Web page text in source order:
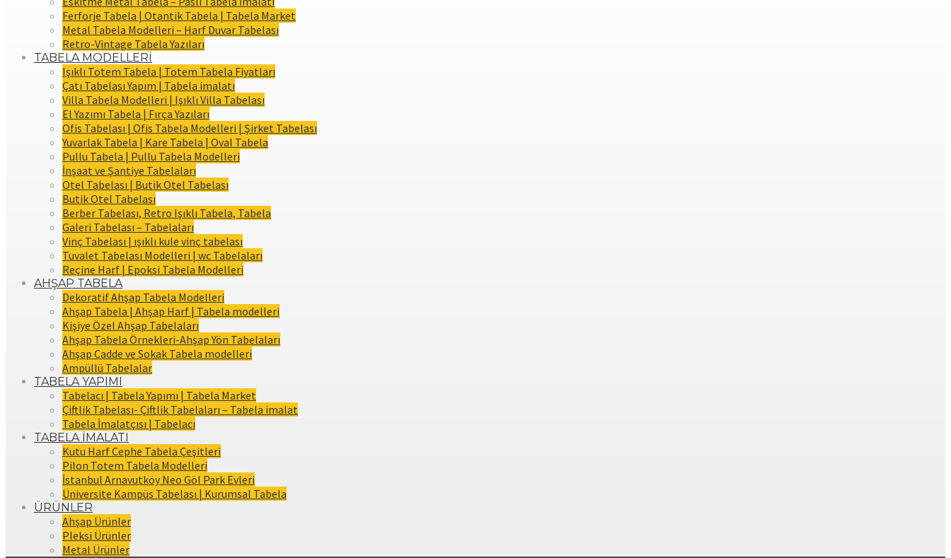
Ferforje Tabela | Otantik Tabela | Tabela Market
Metal Tabela Modelleri – Harf Duvar Tabelası
Retro-Vintage Tabela Yazıları
TABELA MODELLERİ
Işıklı Totem Tabela | Totem Tabela Fiyatları
Çatı Tabelası Yapım | Tabela imalatı
Villa Tabela Modelleri | Işıklı Villa Tabelası
El Yazımı Tabela | Fırça Yazıları
Ofis Tabelası | Ofis Tabela Modelleri | Şirket Tabelası
Yuvarlak Tabela | Kare Tabela | Oval Tabela
Pullu Tabela | Pullu Tabela Modelleri
İnşaat ve Şantiye Tabelaları
Otel Tabelası | Butik Otel Tabelası
Butik Otel Tabelası
Berber Tabelası, Retro Işıklı Tabela, Tabela
Galeri Tabelası – Tabelaları
Vinç Tabelası | ışıklı kule vinç tabelası
Tuvalet Tabelası Modelleri | wc Tabelaları
Reçine Harf | Epoksi Tabela Modelleri
AHŞAP TABELA
Dekoratif Ahşap Tabela Modelleri
Ahşap Tabela | Ahşap Harf | Tabela modelleri
Kişiye Özel Ahşap Tabelaları
Ahşap Tabela Örnekleri-Ahşap Yön Tabelaları
Ahşap Cadde ve Sokak Tabela modelleri
Ampüllü Tabelalar
TABELA YAPIMI
Tabelacı | Tabela Yapımı | Tabela Market
Çiftlik Tabelası- Çiftlik Tabelaları – Tabela imalat
Tabela İmalatçısı | Tabelacı
TABELA İMALATI
Kutu Harf Cephe Tabela Çeşitleri
Pilon Totem Tabela Modelleri
İstanbul Arnavutköy Neo Göl Park Evleri
Üniversite Kampüs Tabelası | Kurumsal Tabela
ÜRÜNLER
Ahşap Ürünler
Pleksi Ürünler
Metal Ürünler